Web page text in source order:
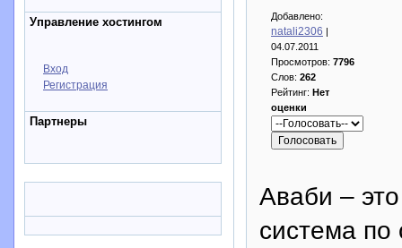
Управление хостингом
Вход
Регистрация
Партнеры
Добавлено:
natali2306 |
04.07.2011
Просмотров: 7796
Слов: 262
Рейтинг: Нет
оценки
Аваби –
система по